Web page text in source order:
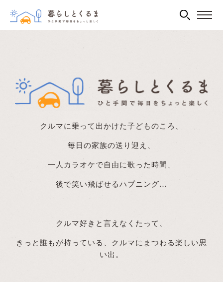
クルマに乗って出かけた子どものころ、
毎日の家族の送り迎え、
一人カラオケで自由に歌った時間、
後で笑い飛ばせるハプニング…
クルマ好きと言えなくたって、
きっと誰もが持っている、クルマにまつわる楽しい思
い出。